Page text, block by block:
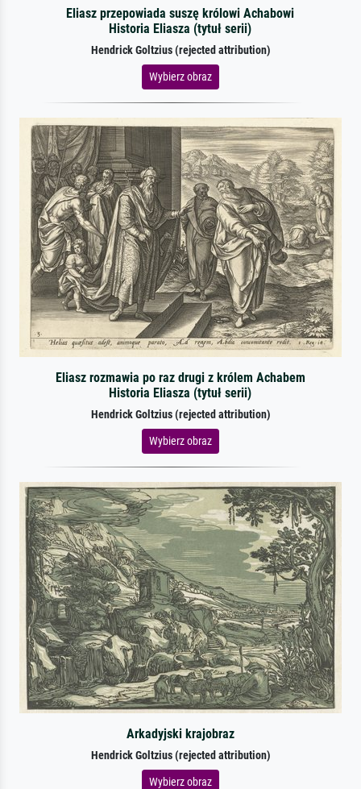
Eliasz przepowiada suszę królowi Achabowi
Historia Eliasza (tytuł serii)
Hendrick Goltzius (rejected attribution)
Wybierz obraz
Eliasz rozmawia po raz drugi z królem Achabem
Historia Eliasza (tytuł serii)
Hendrick Goltzius (rejected attribution)
Wybierz obraz
Arkadyjski krajobraz
Hendrick Goltzius (rejected attribution)
Wybierz obraz